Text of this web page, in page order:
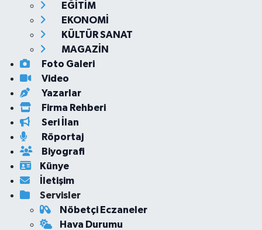
EĞİTİM
EKONOMİ
KÜLTÜR SANAT
MAGAZİN
Foto Galeri
Video
Yazarlar
Firma Rehberi
Seri İlan
Röportaj
Biyografi
Künye
İletişim
Servisler
Nöbetçi Eczaneler
Hava Durumu